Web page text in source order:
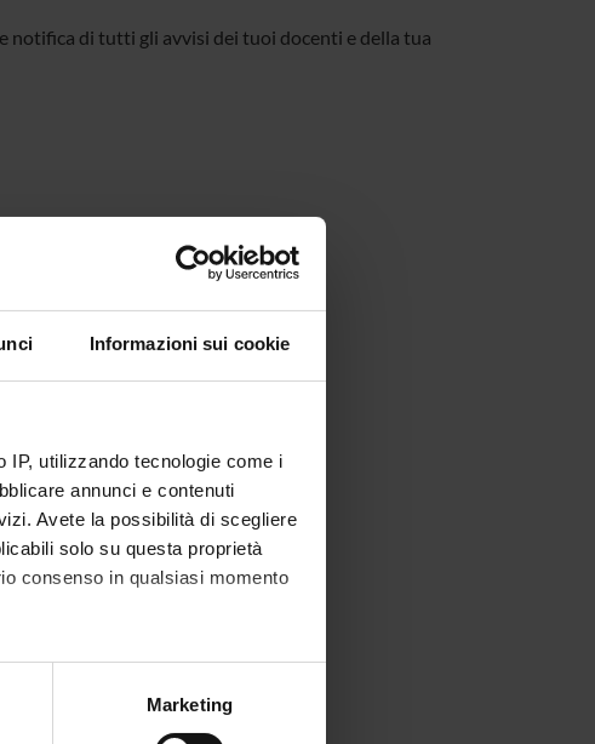
Informazioni sui cookie
IP, utilizzando tecnologie come i
annunci e contenuti
Avete la possibilità di scegliere
solo su questa proprietà
consenso in qualsiasi momento
qualche metro,Marketing
notifica di tutti gli avvisi dei tuoi docenti e della tua